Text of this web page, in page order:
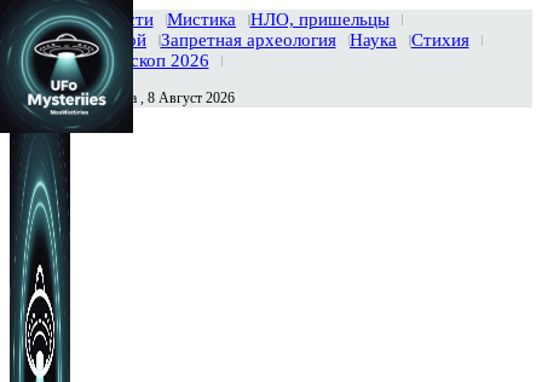
Главная Новости Мистика
НЛО, пришельцы
Тайны вселенной
Запретная археология Наука
Стихия
История
Гороскоп 2026
Сегодня Суббота , 8 Август 2026